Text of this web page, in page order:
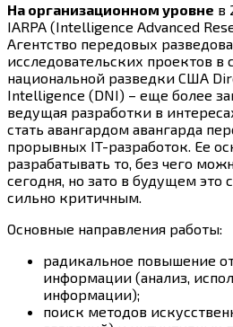
На организационном уровне в
IARPA (Intelligence Advanced
Агентство передовых
исследовательских проектов в
национальной разведки США
Intelligence (DNI) – еще более
ведущая разработки в
стать авангардом авангарда
прорывных IT-разработок. Ее
разрабатывать то, без чего
сегодня, но зато в будущем это
сильно критичным.
Основные направления работы:
радикальное повышение
информации (анализ,
информации);
поиск методов